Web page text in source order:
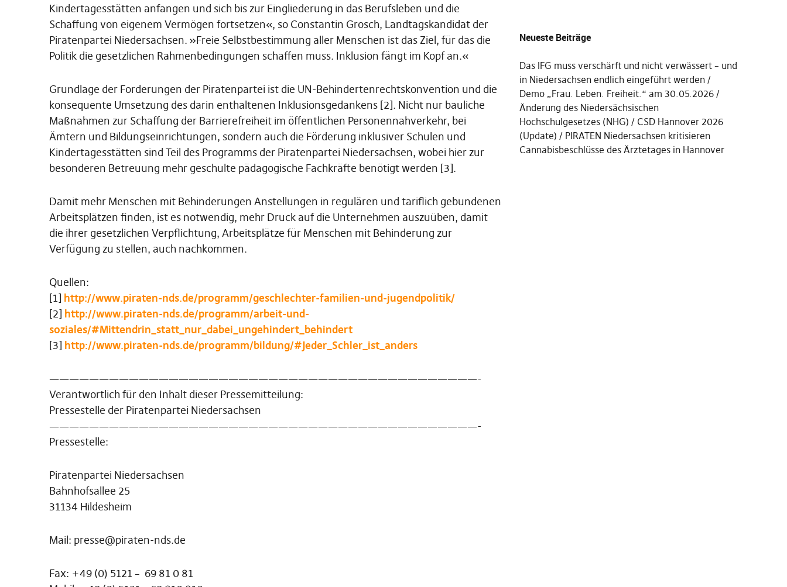
Kindertagesstätten anfangen und sich bis zur Eingliederung in das Berufsleben und die
Schaffung von eigenem Vermögen fortsetzen«, so Constantin Grosch, Landtagskandidat der
Piratenpartei Niedersachsen. »Freie Selbstbestimmung aller Menschen ist das Ziel, für das die
Politik die gesetzlichen Rahmenbedingungen schaffen muss. Inklusion fängt im Kopf an.«
Grundlage der Forderungen der Piratenpartei ist die UN-Behindertenrechtskonvention und die
konsequente Umsetzung des darin enthaltenen Inklusionsgedankens [2]. Nicht nur bauliche
Maßnahmen zur Schaffung der Barrierefreiheit im öffentlichen Personennahverkehr, bei
Ämtern und Bildungseinrichtungen, sondern auch die Förderung inklusiver Schulen und
Kindertagesstätten sind Teil des Programms der Piratenpartei Niedersachsen, wobei hier zur
besonderen Betreuung mehr geschulte pädagogische Fachkräfte benötigt werden [3].
Damit mehr Menschen mit Behinderungen Anstellungen in regulären und tariflich gebundenen
Arbeitsplätzen finden, ist es notwendig, mehr Druck auf die Unternehmen auszuüben, damit
die ihrer gesetzlichen Verpflichtung, Arbeitsplätze für Menschen mit Behinderung zur
Verfügung zu stellen, auch nachkommen.
Quellen:
[1] http://www.piraten-nds.de/programm/geschlechter-familien-und-jugendpolitik/
[2] http://www.piraten-nds.de/programm/arbeit-und-
soziales/#Mittendrin_statt_nur_dabei_ungehindert_behindert
[3] http://www.piraten-nds.de/programm/bildung/#Jeder_Schler_ist_anders
———————————————————————————————————————————-
Verantwortlich für den Inhalt dieser Pressemitteilung:
Pressestelle der Piratenpartei Niedersachsen
———————————————————————————————————————————-
Pressestelle:
Piratenpartei Niedersachsen
Bahnhofsallee 25
31134 Hildesheim
Mail: presse@piraten-nds.de
Fax: +49 (0) 5121 – 69 81 0 81
Neueste Beiträge
Das IFG muss verschärft und nicht verwässert – und
in Niedersachsen endlich eingeführt werden
Demo „Frau. Leben. Freiheit.“ am 30.05.2026
Änderung des Niedersächsischen
Hochschulgesetzes (NHG)
CSD Hannover 2026
(Update)
PIRATEN Niedersachsen kritisieren
Cannabisbeschlüsse des Ärztetages in Hannover